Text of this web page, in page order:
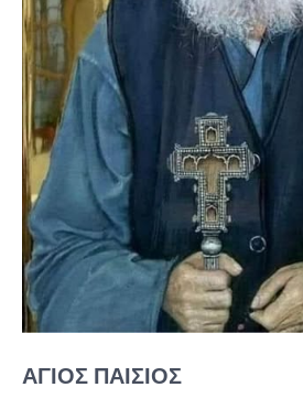
ΑΓΙΟΣ ΠΑΙΣΙΟΣ